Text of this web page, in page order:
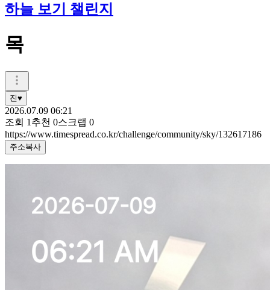
하늘 보기 챌린지
목
진♥
2026.07.09 06:21
조회 1 추천 0스크랩 0
https://www.timespread.co.kr/challenge/community/sky/132617186
주소복사